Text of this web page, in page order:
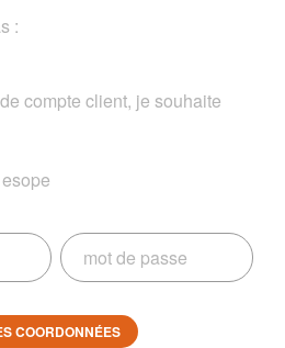
:
compte client, je souhaite
COORDONNÉES